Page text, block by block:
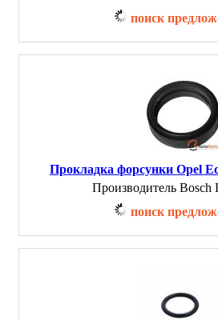
поиск
Прокладка форсунки Opel
Производитель Bosch
поиск